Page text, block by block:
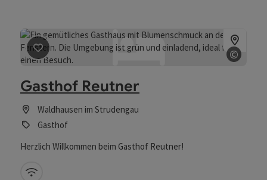
©
Beitrag merken
Gasthof Reutner
Waldhausen im Strudengau
Gasthof
Herzlich Willkommen beim Gasthof Reutner!
W-Lan (kostenlos)